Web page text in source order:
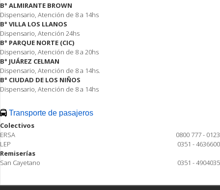
B° ALMIRANTE BROWN
Dispensario, Atención de 8 a 14hs
B° VILLA LOS LLANOS
Dispensario, Atención 24hs
B° PARQUE NORTE (CIC)
Dispensario, Atención de 8 a 20hs
B° JUÁREZ CELMAN
Dispensario, Atención de 8 a 14hs.
B° CIUDAD DE LOS NIÑOS
Dispensario, Atención de 8 a 14hs
Transporte de pasajeros
Colectivos
ERSA
0800 777 - 0123
LEP
0351 - 4636600
Remiserías
San Cayetano
0351 - 4904035